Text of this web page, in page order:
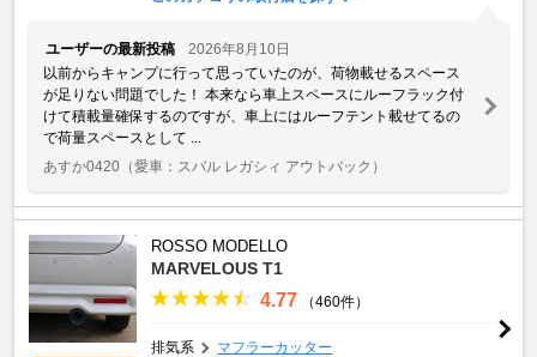
ユーザーの最新投稿
2026年8月10日
以前からキャンプに行って思っていたのが、荷物載せるスペース
が足りない問題でした！ 本来なら車上スペースにルーフラック付
けて積載量確保するのですが、車上にはルーフテント載せてるの
で荷量スペースとして ...
あすか0420 （愛車：スバル レガシィ アウトバック）
ROSSO MODELLO
MARVELOUS T1
4.77 （460件）
排気系 マフラーカッター